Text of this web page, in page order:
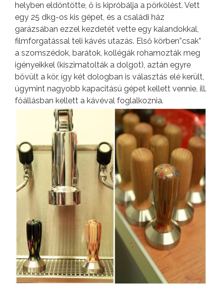
helyben eldöntötte, ő is kipróbálja a pörkölést. Vett
egy 25 dkg-os kis gépet, és a családi ház
garázsában ezzel kezdetét vette egy kalandokkal,
filmforgatással teli kávés utazás. Első körben”csak”
a szomszédok, barátok, kollégák rohamozták meg
igényeikkel (kiszimatolták a dolgot), aztán egyre
bővült a kör, így két dologban is választás elé került,
úgymint nagyobb kapacitású gépet kellett vennie, ill.
főállásban kellett a kávéval foglalkoznia.